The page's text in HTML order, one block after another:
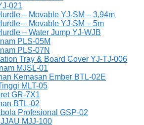
021
– Movable YJ-SM – 3,94m
– Movable YJ-SM – 5m
– Water Jump YJ-WJB
PLS-05M
PLS-07N
Tray & Board Cover YJ-TJ-006
MJSL-01
Kemasan Ember BTL-02E
MLT-05
GR-7X1
BTL-02
Profesional GSP-02
MJJ-100